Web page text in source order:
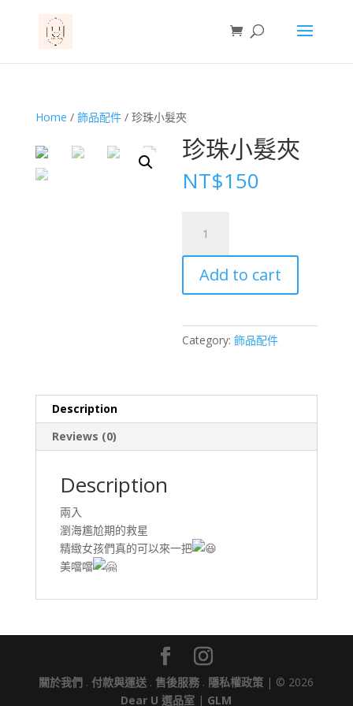
Home / 飾品配件/ 珍珠小髮夾
珍珠小髮夾
NT$150
小
夾
Add to cart
Category:飾品配件
Description
Reviews (0)
Description
兩入
瀏海尷尬期的救星
精緻女孩們真的可以來一把
美噹噹
關於我們 .付款與運送 .售後服務 . 隱私權政策 | © 2026
Dear U 選品室 | GLM